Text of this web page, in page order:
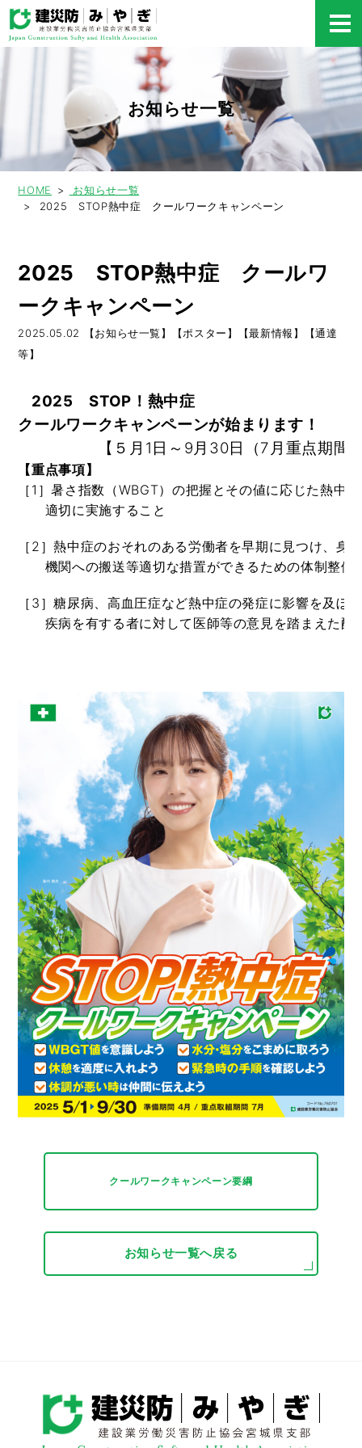
お知らせ一覧
HOME
お知らせ一覧
2025 STOP熱中症 クールワークキャンペーン
2025 STOP熱中症 クールワ
ークキャンペーン
2025.05.02
【お知らせ一覧】【ポスター】【最新情報】【通達
等】
2025 STOP！熱中症
クールワークキャンペーンが始まります！
【５月1日～9月30日（7月重点期間
【重点事項】
［1］暑さ指数（WBGT）の把握とその値に応じた熱中
適切に実施すること
［2］熱中症のおそれのある労働者を早期に見つけ、身
機関への搬送等適切な措置ができるための体制整備
［3］糖尿病、高血圧症など熱中症の発症に影響を及ぼ
疾病を有する者に対して医師等の意見を踏まえた
クールワークキャンペーン要綱
お知らせ一覧へ戻る